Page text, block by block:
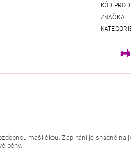
KÓD
ZNAČKA
mašličkou. Zapínání je snadné na
pěny.